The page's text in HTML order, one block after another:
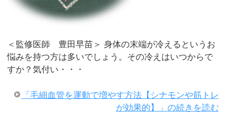
＜監修医師 豊田早苗＞ 身体の末端が冷えるというお
悩みを持つ方は多いでしょう。その冷えはいつからで
すか？気付い・・・
「毛細血管を運動で増やす方法【シナモンや筋トレ
が効果的】」の続きを読む